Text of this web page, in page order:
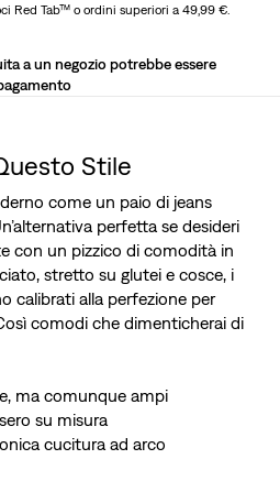
Red Tab™ o ordini superiori a 49,99 €.
a un negozio potrebbe essere
Stile
come un paio di jeans
perfetta se desideri
con un pizzico di comodità in
stretto su glutei e cosce, i
calibrati alla perfezione per
comodi che dimenticherai di
ma comunque ampi
su misura
cucitura ad arco